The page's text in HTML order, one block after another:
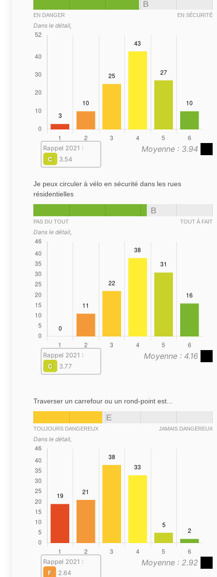
B
EN DANGER EN SÉCURITÉ
Dans le détail,
Moyenne : 3.94
Rappel 2021 :
C
3.54
Je peux circuler à vélo en sécurité dans les rues
résidentielles
B
PAS DU TOUT TOUT À FAIT
Dans le détail,
Moyenne : 4.16
Rappel 2021 :
C
3.77
Traverser un carrefour ou un rond-point est...
E
TOUJOURS DANGEREUX JAMAIS DANGEREUX
Dans le détail,
Moyenne : 2.92
Rappel 2021 :
F
2.64